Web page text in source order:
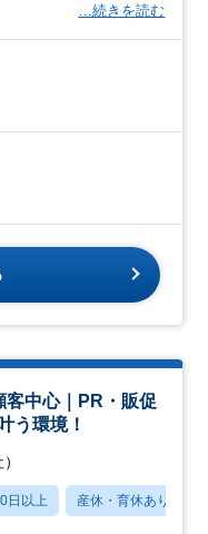
…続きを読む
客中心｜PR・販促
う環境！
日以上 産休・育休あり